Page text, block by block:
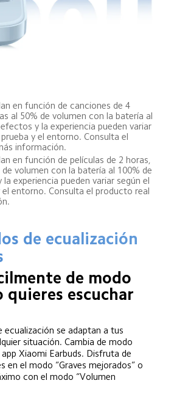
en función de canciones de 4
al 50% de volumen con la batería al
y la experiencia pueden variar
y el entorno. Consulta el
información.
en función de películas de 2 horas,
volumen con la batería al 100% de
experiencia pueden variar según el
entorno. Consulta el producto real
de ecualización
de modo
quieres escuchar
ecualización se adaptan a tus
situación. Cambia de modo
Xiaomi Earbuds. Disfruta de
en el modo “Graves mejorados” o
con el modo “Volumen